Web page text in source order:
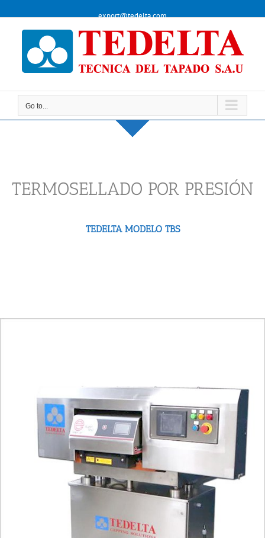
to
content
export@tedelta.com
Go to...
Go to...
TERMOSELLADO POR PRESIÓN
TEDELTA MODELO TBS